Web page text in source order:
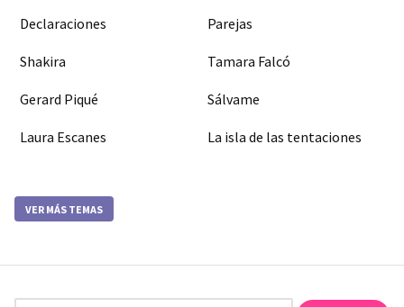
Declaraciones Parejas
Shakira Tamara Falcó
Gerard Piqué Sálvame
Laura Escanes La isla de las tentaciones
VER MÁS TEMAS